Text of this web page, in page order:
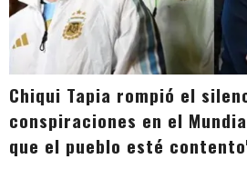
Chiqui Tapia rompió el
conspiraciones en el
que el pueblo esté